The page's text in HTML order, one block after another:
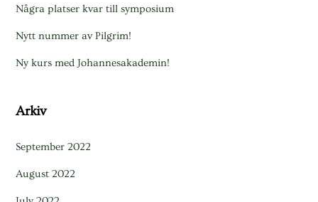
Några platser kvar till symposium
Nytt nummer av Pilgrim!
Ny kurs med Johannesakademin!
Arkiv
September 2022
August 2022